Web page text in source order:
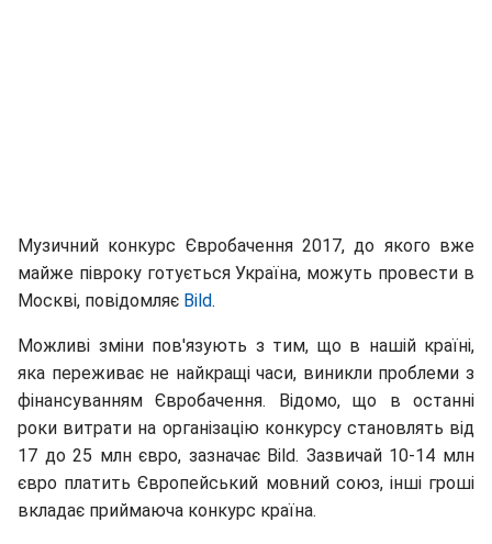
Музичний конкурс Євробачення 2017, до якого вже
майже півроку готується Україна, можуть провести в
Москві, повідомляє Bild.
Можливі зміни пов'язують з тим, що в нашій країні,
яка переживає не найкращі часи, виникли проблеми з
фінансуванням Євробачення. Відомо, що в останні
роки витрати на організацію конкурсу становлять від
17 до 25 млн євро, зазначає Bild. Зазвичай 10-14 млн
євро платить Європейський мовний союз, інші гроші
вкладає приймаюча конкурс країна.